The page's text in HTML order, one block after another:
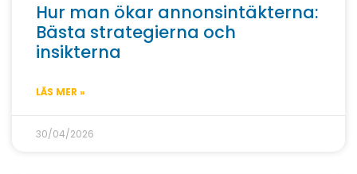
Hur man ökar annonsintäkterna:
Bästa strategierna och
insikterna
LÄS MER »
30/04/2026